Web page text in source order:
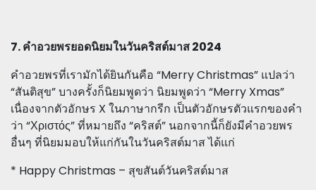
7. คำอวยพรยอดนิยมในวันคริสต์มาส 2024
คำอวยพรที่เรามักได้ยินกันคือ “Merry Christmas” แปลว่า
“สันติสุข” บางครั้งก็นิยมพูดว่า นิยมพูดว่า “Merry Xmas”
เนื่องจากตัวอักษร X ในภาษากรีก เป็นตัวอักษรตัวแรกของคำ
ว่า “Χριστός” ที่หมายถึง “คริสต์” นอกจากนี้ก็ยังมีคำอวยพร
อื่นๆ ที่นิยมมอบให้แก่กันในวันคริสต์มาส ได้แก่
* Happy Christmas – สุขสันต์วันคริสต์มาส